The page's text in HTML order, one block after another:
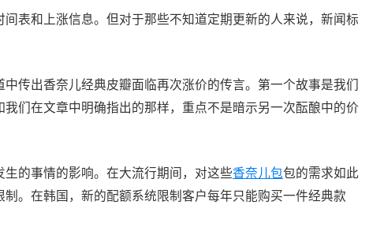
表和上涨信息。但对于那些不知道定期更新的人来说，新闻标
传出香奈儿经典皮瓣面临再次涨价的传言。第一个故事是我们
们在文章中明确指出的那样，重点不是暗示另一次酝酿中的价
的事情的影响。在大流行期间，对这些香奈儿包包的需求如此
。在韩国，新的配额系统限制客户每年只能购买一件经典款